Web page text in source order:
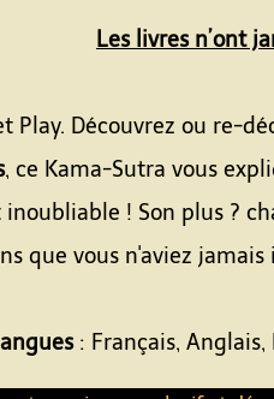
Les livres n’ont
Play. Découvrez ou re-
, ce Kama-Sutra vous
! Son plus ?
que vous n'aviez
: Français, Anglais,